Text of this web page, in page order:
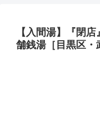
【入間湯】『閉
舗銭湯［目黒区